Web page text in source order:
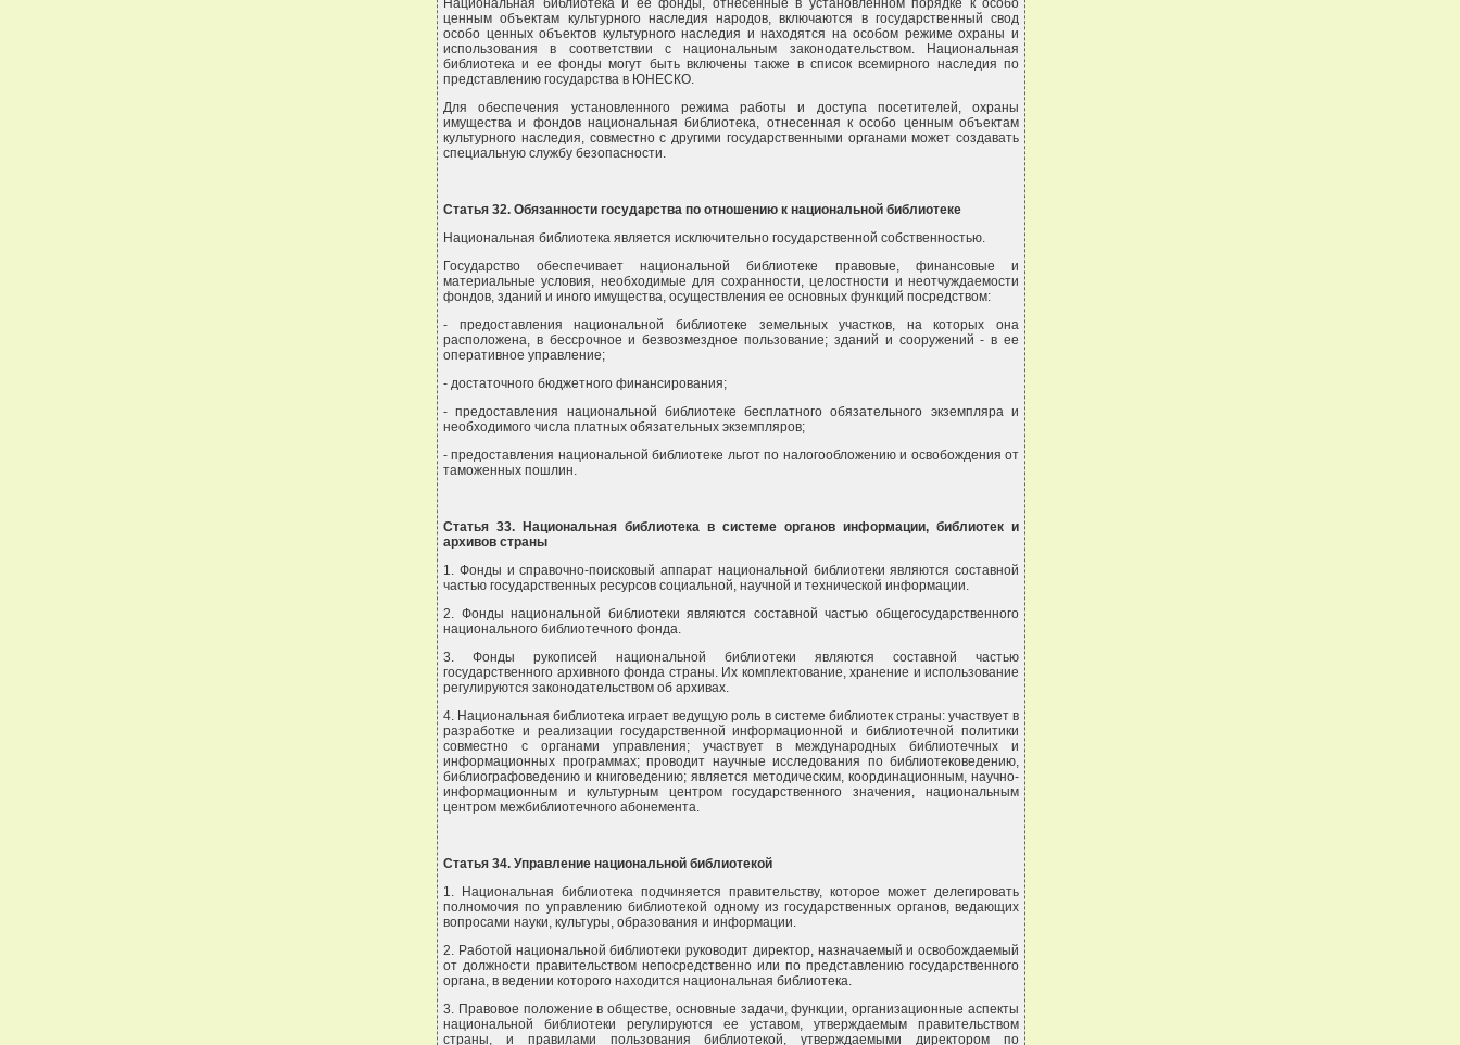
Национальная библиотека и ее фонды, отнесенные в установленном порядке к особо
ценным объектам культурного наследия народов, включаются в государственный свод
особо ценных объектов культурного наследия и находятся на особом режиме охраны и
использования в соответствии с национальным законодательством. Национальная
библиотека и ее фонды могут быть включены также в список всемирного наследия по
представлению государства в ЮНЕСКО.
Для обеспечения установленного режима работы и доступа посетителей, охраны
имущества и фондов национальная библиотека, отнесенная к особо ценным объектам
культурного наследия, совместно с другими государственными органами может создавать
специальную службу безопасности.
Статья 32. Обязанности государства по отношению к национальной библиотеке
Национальная библиотека является исключительно государственной собственностью.
Государство обеспечивает национальной библиотеке правовые, финансовые и
материальные условия, необходимые для сохранности, целостности и неотчуждаемости
фондов, зданий и иного имущества, осуществления ее основных функций посредством:
- предоставления национальной библиотеке земельных участков, на которых она
расположена, в бессрочное и безвозмездное пользование; зданий и сооружений - в ее
оперативное управление;
- достаточного бюджетного финансирования;
- предоставления национальной библиотеке бесплатного обязательного экземпляра и
необходимого числа платных обязательных экземпляров;
- предоставления национальной библиотеке льгот по налогообложению и освобождения от
таможенных пошлин.
Статья 33. Национальная библиотека в системе органов информации, библиотек и
архивов страны
1. Фонды и справочно-поисковый аппарат национальной библиотеки являются составной
частью государственных ресурсов социальной, научной и технической информации.
2. Фонды национальной библиотеки являются составной частью общегосударственного
национального библиотечного фонда.
3. Фонды рукописей национальной библиотеки являются составной частью
государственного архивного фонда страны. Их комплектование, хранение и использование
регулируются законодательством об архивах.
4. Национальная библиотека играет ведущую роль в системе библиотек страны: участвует в
разработке и реализации государственной информационной и библиотечной политики
совместно с органами управления; участвует в международных библиотечных и
информационных программах; проводит научные исследования по библиотековедению,
библиографоведению и книговедению; является методическим, координационным, научно-
информационным и культурным центром государственного значения, национальным
центром межбиблиотечного абонемента.
Статья 34. Управление национальной библиотекой
1. Национальная библиотека подчиняется правительству, которое может делегировать
полномочия по управлению библиотекой одному из государственных органов, ведающих
вопросами науки, культуры, образования и информации.
2. Работой национальной библиотеки руководит директор, назначаемый и освобождаемый
от должности правительством непосредственно или по представлению государственного
органа, в ведении которого находится национальная библиотека.
3. Правовое положение в обществе, основные задачи, функции, организационные аспекты
национальной библиотеки регулируются ее уставом, утверждаемым правительством
страны, и правилами пользования библиотекой, утверждаемыми директором по